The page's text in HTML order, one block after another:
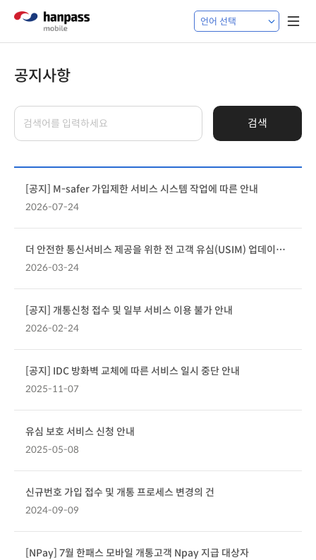
공지사항
검색
[공지] M-safer 가입제한 서비스 시스템 작업에 따른 안내
2026-07-24
더 안전한 통신서비스 제공을 위한 전 고객 유심(USIM) 업데이트 및 무료 교체 안내
2026-03-24
[공지] 개통신청 접수 및 일부 서비스 이용 불가 안내
2026-02-24
[공지] IDC 방화벽 교체에 따른 서비스 일시 중단 안내
2025-11-07
유심 보호 서비스 신청 안내
2025-05-08
신규번호 가입 접수 및 개통 프로세스 변경의 건
2024-09-09
[NPay] 7월 한패스 모바일 개통고객 Npay 지급 대상자